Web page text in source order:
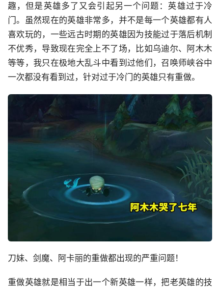
趣，但是英雄多了又会引起另一个问题：英雄过于冷
门。虽然现在的英雄非常多，并不是每一个英雄都有人
喜欢玩的，一些远古时期的英雄因为技能过于落后机制
不优秀，导致现在完全上不了场，比如乌迪尔、阿木木
等等，我只在极地大乱斗中看到过他们，召唤师峡谷中
一次都没有看到过，针对过于冷门的英雄只有重做。
刀妹、剑魔、阿卡丽的重做都出现的严重问题！
重做英雄就是相当于出一个新英雄一样，把老英雄的技